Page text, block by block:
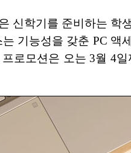
은 신학기를 준비하는
기능성을 갖춘 PC
로모션은 오는 3월 4